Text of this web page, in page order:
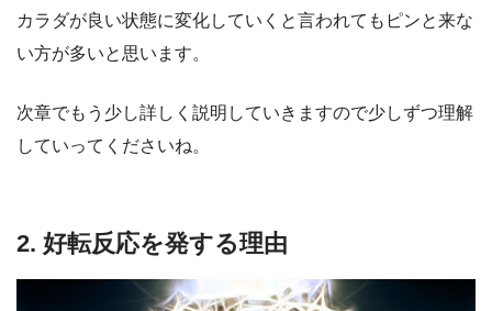
カラダが良い状態に変化していくと言われてもピンと来な
い方が多いと思います。
次章でもう少し詳しく説明していきますので少しずつ理解
していってくださいね。
2. 好転反応を発する理由